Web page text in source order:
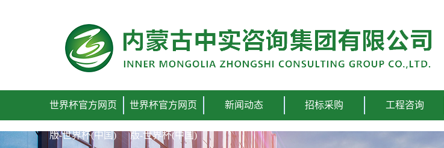
世界杯官方网页
版-世界杯(中国)
世界杯官方网页
版-世界杯(中国)
新闻动态 招标采购 工程咨询